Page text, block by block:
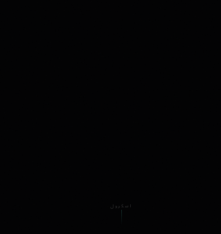
اسکرول